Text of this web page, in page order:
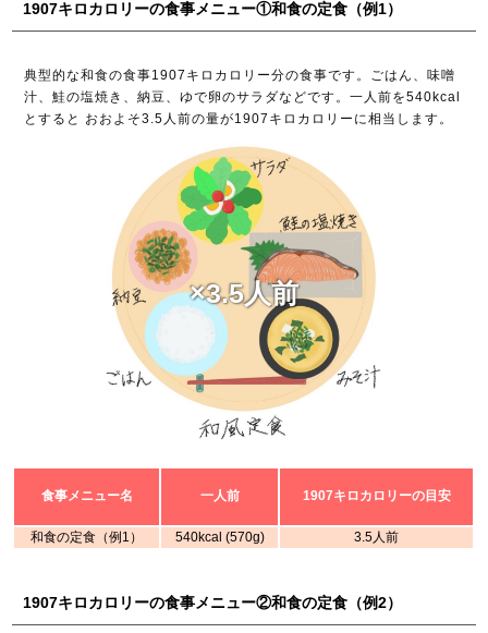
1907キロカロリーの食事メニュー①和食の定食（例1）
典型的な和食の食事1907キロカロリー分の食事です。ごはん、味噌
汁、鮭の塩焼き、納豆、ゆで卵のサラダなどです。一人前を540kcal
とすると おおよそ3.5人前の量が1907キロカロリーに相当します。
×3.5人前
食事メニュー名 一人前 1907キロカロリーの目安
和食の定食（例1） 540kcal (570g) 3.5人前
1907キロカロリーの食事メニュー②和食の定食（例2）